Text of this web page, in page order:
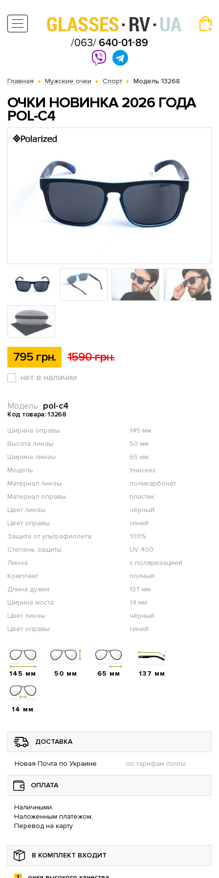
Главная Мужские очки Спорт Модель 13268
ОЧКИ НОВИНКА 2026 ГОДА
POL-C4
795 грн. 1590 грн.
нет в наличии
pol-c4
Модель
Код товара: 13268
Ширина оправы
145 мм
Высота линзы
50 мм
Ширина линзы
65 мм
Модель
Унисекс
Материал линзы
поликарбонат
Материал оправы
пластик
Цвет линзы
чёрный
Цвет оправы
синий
Защита от ультрафиолета
100%
Степень защиты
UV 400
Линза
с поляризацией
Комплект
полный
Длина дужки
137 мм
Ширина моста
14 мм
Цвет линзы
чёрный
Цвет оправы
синий
145 мм 50 мм 65 мм 137 мм
14 мм
ДОСТАВКА
Новая Почта по Украине по тарифам почты
ОПЛАТА
Наличными,
Наложенным платежом,
Перевод на карту
В КОМПЛЕКТ ВХОДИТ